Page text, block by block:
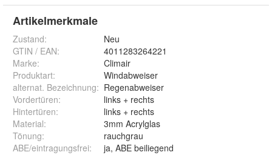
Artikelmerkmale
Zustand:
Neu
GTIN / EAN:
4011283264221
Marke:
Climair
Produktart:
Windabweiser
alternat. Bezeichnung: Regenabweiser
Vordertüren:
links + rechts
Hintertüren:
links + rechts
Material:
3mm Acrylglas
Tönung:
rauchgrau
ABE/eintragungsfrei: ja, ABE beiliegend